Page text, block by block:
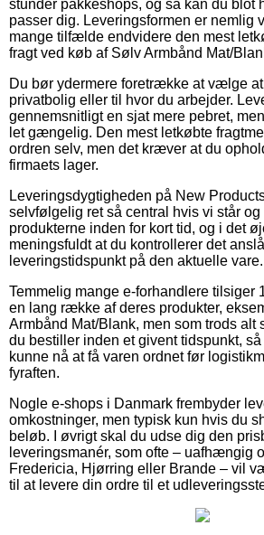
stunder pakkeshops, og så kan du blot
passer dig. Leveringsformen er nemlig
mange tilfælde endvidere den mest
fragt ved køb af Sølv Armbånd Mat/
Du bør ydermere foretrække at vælge
privatbolig eller til hvor du arbejder.
gennemsnitligt en sjat mere pebret,
let gængelig. Den mest letkøbte
ordren selv, men det kræver at du
firmaets lager.
Leveringsdygtigheden på New
selvfølgelig ret så central hvis vi står
produkterne inden for kort tid, og i det
meningsfuldt at du kontrollerer det
leveringstidspunkt på den aktuelle vare.
Temmelig mange e-forhandlere tilsiger
en lang række af deres produkter,
Armbånd Mat/Blank, men som trods alt
du bestiller inden et givent tidspunkt,
kunne nå at få varen ordnet før
fyraften.
Nogle e-shops i Danmark frembyder
omkostninger, men typisk kun hvis du
beløb. I øvrigt skal du udse dig den
leveringsmanér, som ofte – uafhængig
Fredericia, Hjørring eller Brande – vil
til at levere din ordre til et